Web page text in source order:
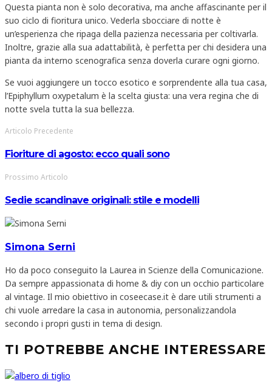
Questa pianta non è solo decorativa, ma anche affascinante per il
suo ciclo di fioritura unico. Vederla sbocciare di notte è
un’esperienza che ripaga della pazienza necessaria per coltivarla.
Inoltre, grazie alla sua adattabilità, è perfetta per chi desidera una
pianta da interno scenografica senza doverla curare ogni giorno.
Se vuoi aggiungere un tocco esotico e sorprendente alla tua casa,
l’Epiphyllum oxypetalum è la scelta giusta: una vera regina che di
notte svela tutta la sua bellezza.
Articolo Precedente
Fioriture di agosto: ecco quali sono
Prossimo Articolo
Sedie scandinave originali: stile e modelli
Simona Serni
Ho da poco conseguito la Laurea in Scienze della Comunicazione.
Da sempre appassionata di home & diy con un occhio particolare
al vintage. Il mio obiettivo in coseecase.it è dare utili strumenti a
chi vuole arredare la casa in autonomia, personalizzandola
secondo i propri gusti in tema di design.
TI POTREBBE ANCHE INTERESSARE